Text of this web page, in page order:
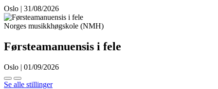
Oslo | 31/08/2026
Norges musikkhøgskole (NMH)
Førsteamanuensis i fele
Oslo | 01/09/2026
Se alle stillinger